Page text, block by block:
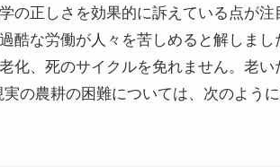
の正しさを効果的に訴えている点が注
酷な労働が人々を苦しめると解しまし
化、死のサイクルを免れません。老い
の農耕の困難については、次のよう